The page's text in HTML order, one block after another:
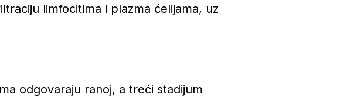
limfocitima i plazma ćelijama, uz
odgovaraju ranoj, a treći stadijum